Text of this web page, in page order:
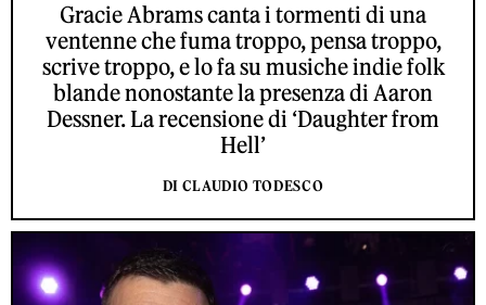
Gracie Abrams canta i tormenti di una
ventenne che fuma troppo, pensa troppo,
scrive troppo, e lo fa su musiche indie folk
blande nonostante la presenza di Aaron
Dessner. La recensione di ‘Daughter from
Hell’
DI CLAUDIO TODESCO